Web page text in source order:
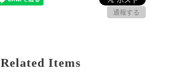
通報する
Related Items